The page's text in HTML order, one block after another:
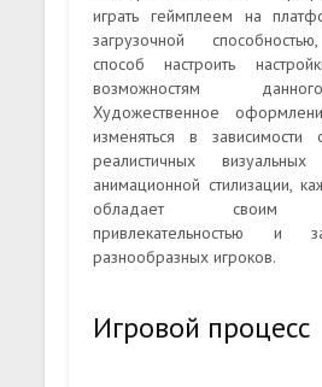
играть геймплеем на
загрузочной
способ настроить
возможностям
Художественное
изменяться в
реалистичных
анимационной стилизации,
обладает своим
привлекательностью и
разнообразных игроков.
Игровой процесс